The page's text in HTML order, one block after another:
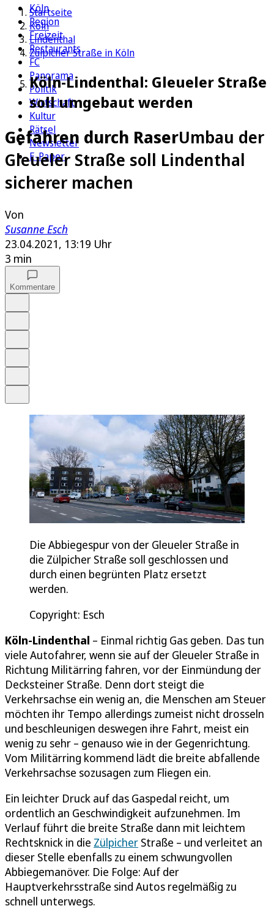
Köln
Region
Freizeit
Restaurants
FC
Panorama
Politik
Wirtschaft
Kultur
Rätsel
Newsletter
E-Paper
Startseite
Köln
Lindenthal
Zülpicher Straße in Köln
Köln-Lindenthal: Gleueler Straße
soll umgebaut werden
Gefahren durch RaserUmbau der
Gleueler Straße soll Lindenthal
sicherer machen
Von
Susanne Esch
23.04.2021, 13:19 Uhr
3 min
Kommentare
Die Abbiegespur von der Gleueler Straße in
die Zülpicher Straße soll geschlossen und
durch einen begrünten Platz ersetzt
werden.
Copyright: Esch
Köln-Lindenthal – Einmal richtig Gas geben. Das tun
viele Autofahrer, wenn sie auf der Gleueler Straße in
Richtung Militärring fahren, vor der Einmündung der
Decksteiner Straße. Denn dort steigt die
Verkehrsachse ein wenig an, die Menschen am Steuer
möchten ihr Tempo allerdings zumeist nicht drosseln
und beschleunigen deswegen ihre Fahrt, meist ein
wenig zu sehr – genauso wie in der Gegenrichtung.
Vom Militärring kommend lädt die breite abfallende
Verkehrsachse sozusagen zum Fliegen ein.
Ein leichter Druck auf das Gaspedal reicht, um
ordentlich an Geschwindigkeit aufzunehmen. Im
Verlauf führt die breite Straße dann mit leichtem
Rechtsknick in die Zülpicher Straße – und verleitet an
dieser Stelle ebenfalls zu einem schwungvollen
Abbiegemanöver. Die Folge: Auf der
Hauptverkehrsstraße sind Autos regelmäßig zu
schnell unterwegs.